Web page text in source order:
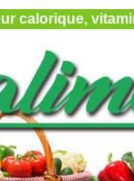
calorique,